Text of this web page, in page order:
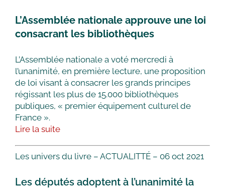
L’Assemblée nationale approuve une loi
consacrant les bibliothèques
L’Assemblée nationale a voté mercredi à
l’unanimité, en première lecture, une proposition
de loi visant à consacrer les grands principes
régissant les plus de 15.000 bibliothèques
publiques, « premier équipement culturel de
France ».
Lire la suite
Les univers du livre – ACTUALITTÉ – 06 oct 2021
Les députés adoptent à l’unanimité la